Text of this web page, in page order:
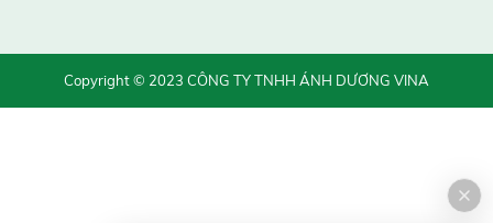
Copyright © 2023 CÔNG TY TNHH ÁNH DƯƠNG VINA